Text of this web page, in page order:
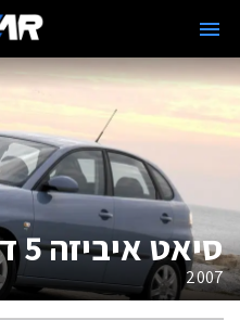
סיאט איביזה 5 דלתות
2007